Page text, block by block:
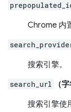
Chrome 内
搜索引擎。
search_url
（
搜索引擎使